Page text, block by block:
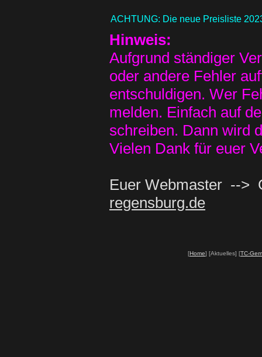
ACHTUNG: Die neue Preisliste
Hinweis:
Aufgrund ständiger
oder andere Fehler
entschuldigen. Wer
melden. Einfach auf
schreiben. Dann wird
Vielen Dank für euer
Euer
regensburg.de
[Home] [Aktuelles] [TC-